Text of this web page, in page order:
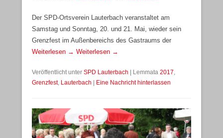
Der SPD-Ortsverein Lauterbach veranstaltet am
Samstag und Sonntag, 20. und 21. Mai, wieder sein
Grenzfest im Außenbereichs des Gastraums der
Weiterlesen → Weiterlesen →
Veröffentlicht unter SPD Lauterbach Lemmata 2017,
Grenzfest, Lauterbach Eine Nachricht hinterlassen